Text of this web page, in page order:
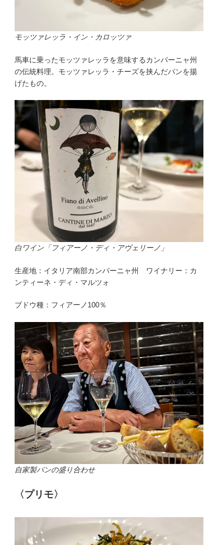
モッツァレッラ・イン・カロッツァ
馬車に乗ったモッツァレッラを意味するカンパーニャ州
の伝統料理。モッツァレッラ・チーズを挟んだパンを揚
げたもの。
白ワイン「フィアーノ・ディ・アヴェリーノ」
生産地：イタリア南部カンパーニャ州 ワイナリー：カ
ンティーネ・ディ・マルツォ
ブドウ種：フィアーノ100％
自家製パンの盛り合わせ
〈プリモ〉